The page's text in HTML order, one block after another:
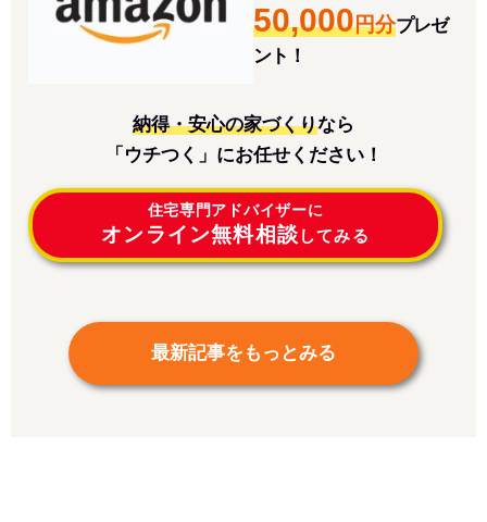
50,000円分プレゼ
ント！
納得・安心の家づくりなら
「ウチつく」にお任せください！
住宅専門アドバイザーに
オンライン無料相談 してみる
最新記事をもっとみる